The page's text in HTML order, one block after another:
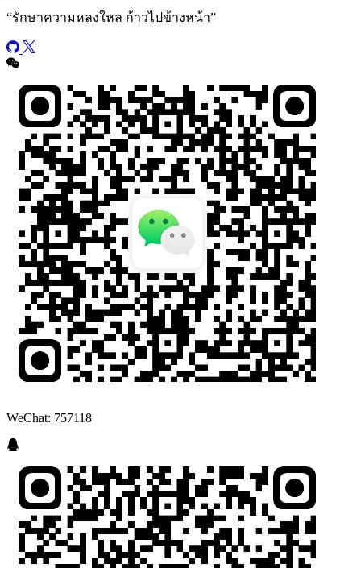
“รักษาความหลงใหล ก้าวไปข้างหน้า”
WeChat: 757118